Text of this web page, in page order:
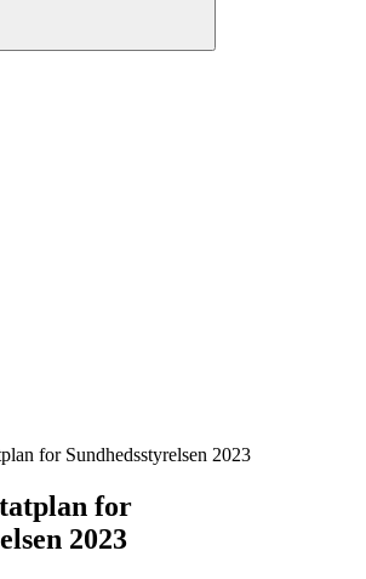
for Sundhedsstyrelsen 2023
for
2023